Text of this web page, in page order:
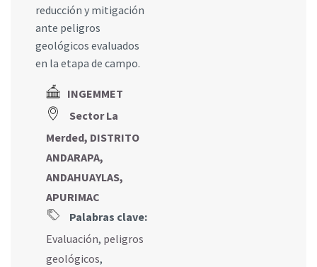
reducción y mitigación
ante peligros
geológicos evaluados
en la etapa de campo.
INGEMMET
Sector La
Merded, DISTRITO
ANDARAPA,
ANDAHUAYLAS,
APURIMAC
Palabras clave:
Evaluación, peligros
geológicos,